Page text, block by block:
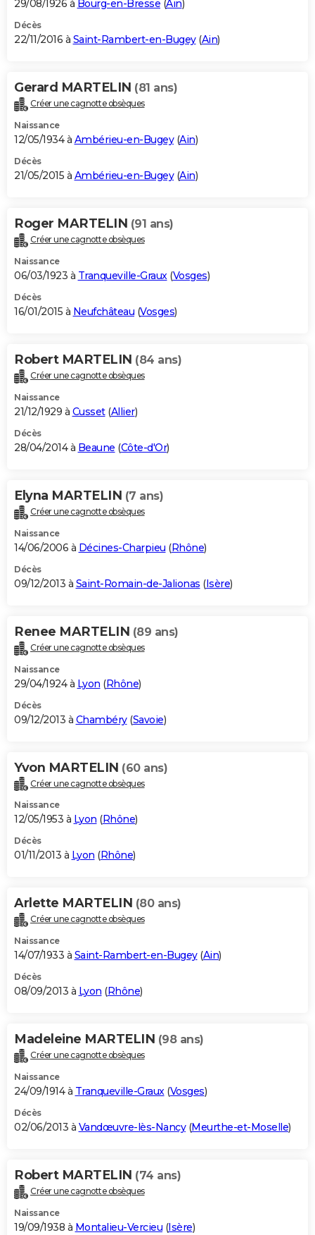
29/08/1926 à Bourg-en-Bresse (Ain)
Décès
22/11/2016 à Saint-Rambert-en-Bugey(Ain)
Gerard MARTELIN (81 ans)
Créer une cagnotte obsèques
Naissance
12/05/1934 à Ambérieu-en-Bugey(Ain)
Décès
21/05/2015 à Ambérieu-en-Bugey(Ain)
Roger MARTELIN (91 ans)
Créer une cagnotte obsèques
Naissance
06/03/1923 à Tranqueville-Graux(Vosges)
Décès
16/01/2015 à Neufchâteau (Vosges)
Robert MARTELIN (84 ans)
Créer une cagnotte obsèques
Naissance
21/12/1929 à Cusset(Allier)
Décès
28/04/2014 à Beaune (Côte-d'Or)
Elyna MARTELIN (7 ans)
Créer une cagnotte obsèques
Naissance
14/06/2006 à Décines-Charpieu (Rhône)
Décès
09/12/2013 à Saint-Romain-de-Jalionas (Isère)
Renee MARTELIN (89 ans)
Créer une cagnotte obsèques
Naissance
29/04/1924 à Lyon (Rhône)
Décès
09/12/2013 à Chambéry(Savoie)
Yvon MARTELIN (60 ans)
Créer une cagnotte obsèques
Naissance
12/05/1953 à Lyon (Rhône)
Décès
01/11/2013 à Lyon (Rhône)
Arlette MARTELIN (80 ans)
Créer une cagnotte obsèques
Naissance
14/07/1933 à Saint-Rambert-en-Bugey(Ain)
Décès
08/09/2013 à Lyon (Rhône)
Madeleine MARTELIN (98 ans)
Créer une cagnotte obsèques
Naissance
24/09/1914 à Tranqueville-Graux(Vosges)
Décès
02/06/2013 à Vandœuvre-lès-Nancy(Meurthe-et-Moselle)
Robert MARTELIN (74 ans)
Créer une cagnotte obsèques
Naissance
19/09/1938 à Montalieu-Vercieu (Isère)